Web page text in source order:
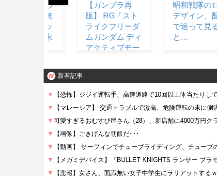
昭和戦隊のロボ
デザイン、配信
で追って見る
と…
結局
ブラ
が一
【ガンプラ再
販】 RG「スト
ライクフリーダ
ムガンダム ディ
予約開始】
新着記事